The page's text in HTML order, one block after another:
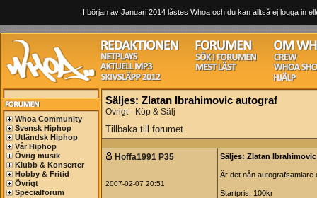
I början av Januari 2014 låstes Whoa och du kan alltså ej logga in
Whoa Community
Svensk Hiphop
Utländsk Hiphop
Vår Hiphop
Övrig musik
Klubb & Konserter
Hobby & Fritid
Övrigt
Specialforum
Säljes: Zlatan Ibrahimovic autograf
Övrigt - Köp & Sälj
Tillbaka till forumet
Hoffa1991 P35
2007-02-07 20:51
Säljes: Zlatan
Är det nån autografsamlare
Startpris: 100kr